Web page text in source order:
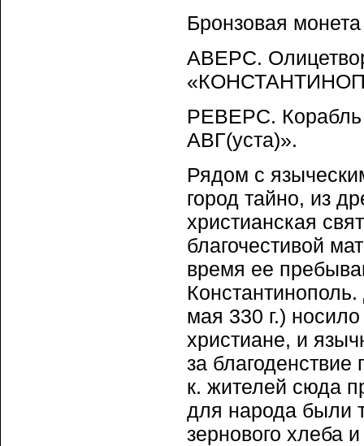
Бронзовая
АВЕРС.
РЕВЕРС.
АВГ(уста)».
Рядом с
город тайно, из
христианская
благочестивой
время ее
мая 330 г.)
христиане, и
за благоденствие
к. жителей сюда
для народа были
зернового хлеба